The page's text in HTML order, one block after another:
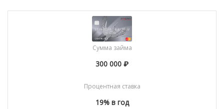
Сумма займа
300 000 ₽
Процентная ставка
19% в год